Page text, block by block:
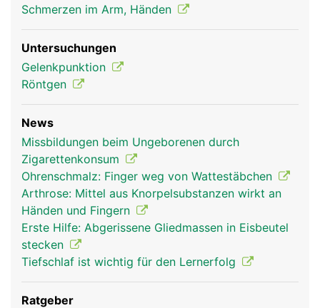
Schmerzen im Arm, Händen
Untersuchungen
Gelenkpunktion
Röntgen
News
Missbildungen beim Ungeborenen durch
Zigarettenkonsum
Ohrenschmalz: Finger weg von Wattestäbchen
Arthrose: Mittel aus Knorpelsubstanzen wirkt an
Händen und Fingern
Erste Hilfe: Abgerissene Gliedmassen in Eisbeutel
stecken
Tiefschlaf ist wichtig für den Lernerfolg
Ratgeber